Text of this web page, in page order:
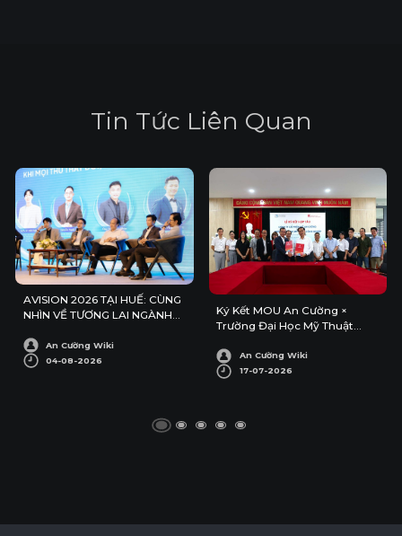
Tin Tức Liên Quan
AVISION 2026 TẠI HUẾ: CÙNG
NHÌN VỀ TƯƠNG LAI NGÀNH
An Cường Wiki
04-08-2026
Ký Kết MOU An Cường ×
Trường Đại Học Mỹ Thuật
An Cường Wiki
17-07-2026